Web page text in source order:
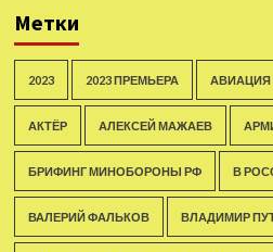
Метки
2023 2023 ПРЕМЬЕРА АВИАЦИЯ
АКТЁР АЛЕКСЕЙ МАЖАЕВ
БРИФИНГ МИНОБОРОНЫ РФ В
ВАЛЕРИЙ ФАЛЬКОВ ВЛАДИМИР